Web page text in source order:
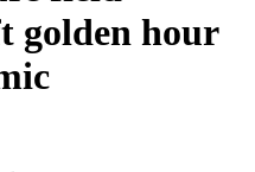
golden hour